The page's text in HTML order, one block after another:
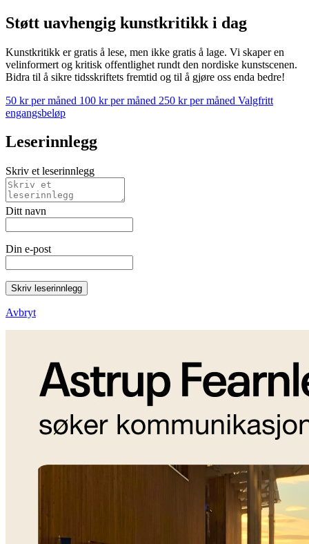
Støtt uavhengig kunstkritikk i dag
Kunstkritikk er gratis å lese, men ikke gratis å lage. Vi skaper en
velinformert og kritisk offentlighet rundt den nordiske kunstscenen.
Bidra til å sikre tidsskriftets fremtid og til å gjøre oss enda bedre!
50 kr per måned 100 kr per måned 250 kr per måned Valgfritt
engangsbeløp
Leserinnlegg
Skriv et leserinnlegg
Ditt navn
Din e-post
Skriv leserinnlegg
Avbryt